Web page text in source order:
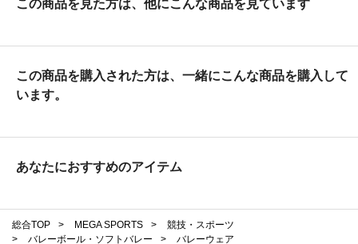
この商品を見た方は、他にこんな商品を見ています
この商品を購入された方は、一緒にこんな商品を購入して
います。
あなたにおすすめのアイテム
総合TOP > MEGA SPORTS >
競技・スポーツ
>
バレーボール・ソフトバレー >
バレーウェア